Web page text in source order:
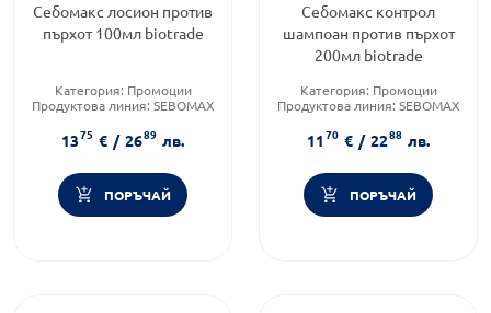
Себомакс лосион против
пърхот 100мл biotrade
Категория: Промоции
Продуктова линия: SEBOMAX
Дермокозметика
1375 € / 2689 лв.
ПОРЪЧАЙ
Себомакс контрол
шампоан против пърхот
200мл biotrade
Категория: Промоции
Продуктова линия: SEBOMAX
1170 € / 2288 лв.
ПОРЪЧАЙ